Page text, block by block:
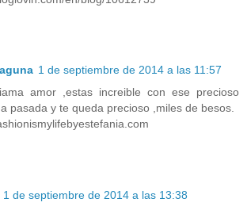
1 de septiembre de 2014 a las 11:57
amor ,estas increible con ese precioso
pasada y te queda precioso ,miles de besos.
1 de septiembre de 2014 a las 13:38